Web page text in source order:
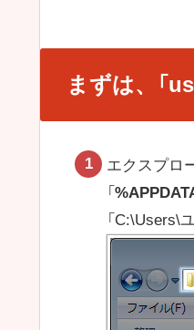
まずは、「
エクスプロ
「
「C:\Users\